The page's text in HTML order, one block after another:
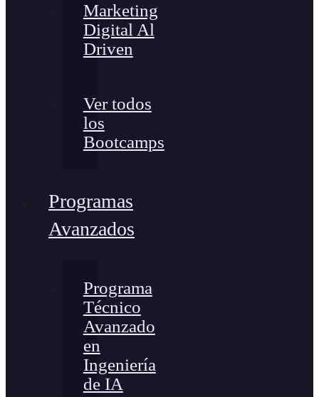
Marketing
Digital Al
Driven
Ver todos
los
Bootcamps
Programas
Avanzados
Programa
Técnico
Avanzado
en
Ingeniería
de IA